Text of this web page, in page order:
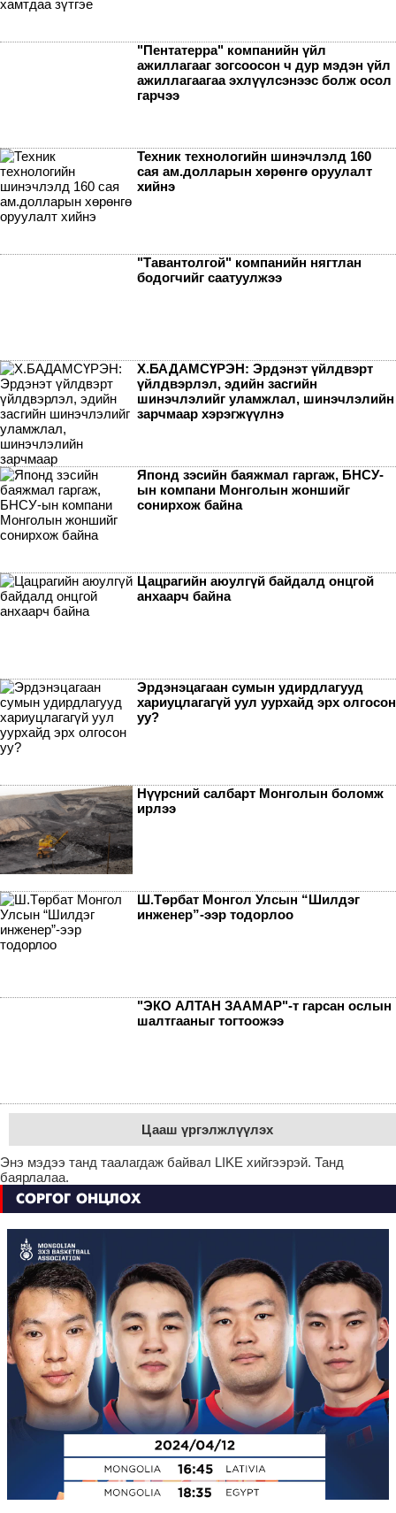
"Пентатерра" компанийн үйл
ажиллагааг зогсоосон ч дур мэдэн үйл
ажиллагаагаа эхлүүлсэнээс болж осол
гарчээ
Техник технологийн шинэчлэлд 160
сая ам.долларын хөрөнгө оруулалт
хийнэ
"Тавантолгой" компанийн нягтлан
бодогчийг саатуулжээ
Х.БАДАМСҮРЭН: Эрдэнэт үйлдвэрт
үйлдвэрлэл, эдийн засгийн
шинэчлэлийг уламжлал, шинэчлэлийн
зарчмаар хэрэгжүүлнэ
Японд зэсийн баяжмал гаргаж, БНСУ-
ын компани Монголын жоншийг
сонирхож байна
Цацрагийн аюулгүй байдалд онцгой
анхаарч байна
Эрдэнэцагаан сумын удирдлагууд
хариуцлагагүй уул уурхайд эрх олгосон
уу?
Нүүрсний салбарт Монголын боломж
ирлээ
Ш.Төрбат Монгол Улсын “Шилдэг
инженер”-ээр тодорлоо
"ЭКО АЛТАН ЗААМАР"-т гарсан ослын
шалтгааныг тогтоожээ
Цааш үргэлжлүүлэх
Энэ мэдээ танд таалагдаж байвал LIKE хийгээрэй. Танд
баярлалаа.
СОРГОГ ОНЦЛОХ